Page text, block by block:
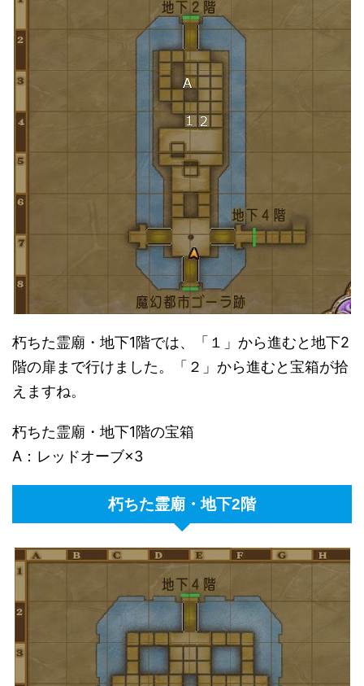
朽ちた霊廟・地下1階では、「１」から進むと地下2
階の扉まで行けました。「２」から進むと宝箱が拾
えますね。
朽ちた霊廟・地下1階の宝箱
A：レッドオーブ×3
朽ちた霊廟・地下2階